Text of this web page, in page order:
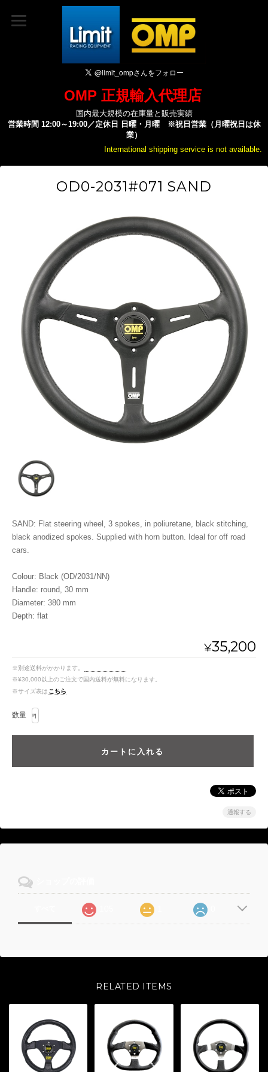
OMP 正規輸入代理店
国内最大規模の在庫量と販売実績
営業時間 12:00～19:00／定休日 日曜・月曜 ※祝日営業（月曜祝日は休
業）
International shipping service is not available.
OD0-2031#071 SAND
SAND: Flat steering wheel, 3 spokes, in poliuretane, black stitching,
black anodized spokes. Supplied with horn button. Ideal for off road
cars.
Colour: Black (OD/2031/NN)
Handle: round, 30 mm
Diameter: 380 mm
Depth: flat
¥35,200
※別途送料がかかります。
※¥30,000以上のご注文で国内送料が無料になります。
※サイズ表は こちら
数量
通報する
RELATED ITEMS